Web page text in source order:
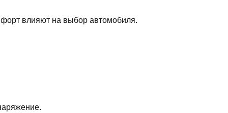
влияют на выбор автомобиля.